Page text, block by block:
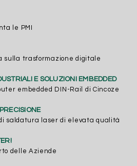
le PMI
sulla trasformazione digitale
E SOLUZIONI EMBEDDED
embedded DIN-Rail di Cincoze
saldatura laser di elevata qualità
delle Aziende